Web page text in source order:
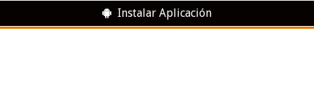
Instalar Aplicación